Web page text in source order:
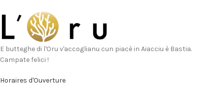
E butteghe di l'Oru v'accoglianu cun piacè in Aiacciu è Bastia.
Campate felici !
Horaires d'Ouverture